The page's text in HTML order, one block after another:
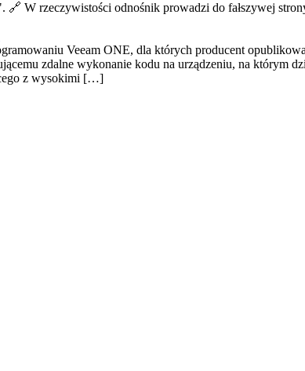
W rzeczywistości odnośnik prowadzi do fałszywej
Veeam ONE, dla których producent
zdalne wykonanie kodu na urządzeniu, na którym
z wysokimi […]